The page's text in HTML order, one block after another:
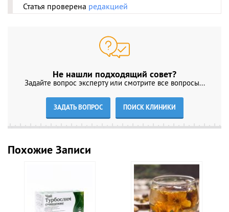
Статья проверена редакцией
Не нашли подходящий совет?
Задайте вопрос эксперту или смотрите все вопросы...
ЗАДАТЬ ВОПРОС ПОИСК КЛИНИКИ
Похожие Записи